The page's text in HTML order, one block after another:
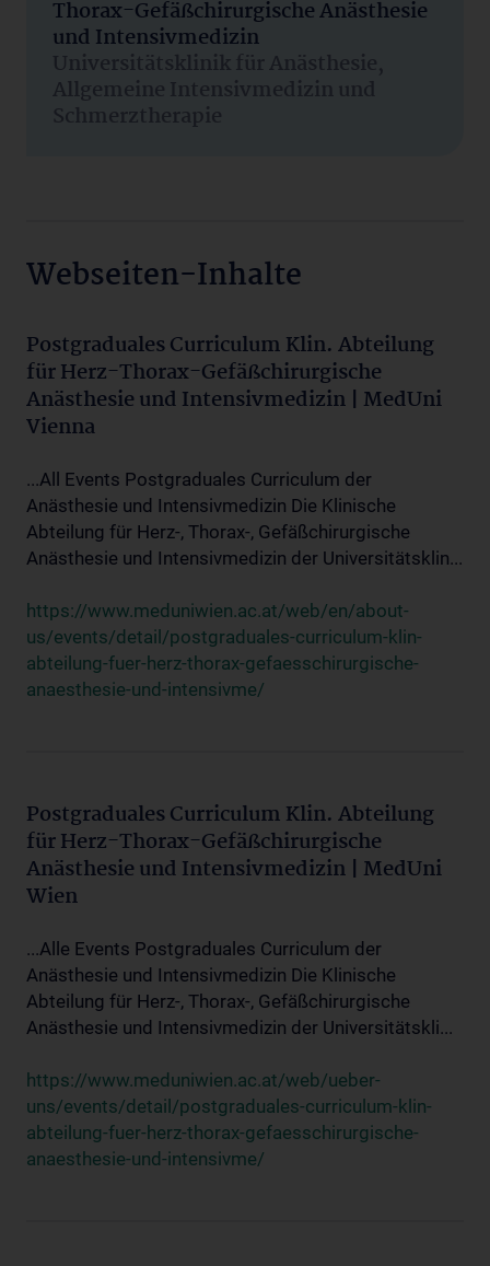
Thorax-Gefäßchirurgische Anästhesie
und Intensivmedizin
Universitätsklinik für Anästhesie,
Allgemeine Intensivmedizin und
Schmerztherapie
Webseiten-Inhalte
Postgraduales Curriculum Klin. Abteilung
für Herz-Thorax-Gefäßchirurgische
Anästhesie und Intensivmedizin | MedUni
Vienna
...All Events Postgraduales Curriculum der
Anästhesie und Intensivmedizin Die Klinische
Abteilung für Herz-, Thorax-, Gefäßchirurgische
Anästhesie und Intensivmedizin der Universitätsklin...
https://www.meduniwien.ac.at/web/en/about-
us/events/detail/postgraduales-curriculum-klin-
abteilung-fuer-herz-thorax-gefaesschirurgische-
anaesthesie-und-intensivme/
Postgraduales Curriculum Klin. Abteilung
für Herz-Thorax-Gefäßchirurgische
Anästhesie und Intensivmedizin | MedUni
Wien
...Alle Events Postgraduales Curriculum der
Anästhesie und Intensivmedizin Die Klinische
Abteilung für Herz-, Thorax-, Gefäßchirurgische
Anästhesie und Intensivmedizin der Universitätskli...
https://www.meduniwien.ac.at/web/ueber-
uns/events/detail/postgraduales-curriculum-klin-
abteilung-fuer-herz-thorax-gefaesschirurgische-
anaesthesie-und-intensivme/